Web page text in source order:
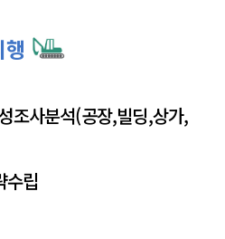
조사분석(공장,빌딩,상가,
수립